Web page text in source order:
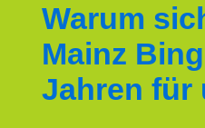
Warum
Mainz
Jahren für